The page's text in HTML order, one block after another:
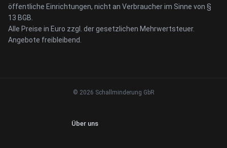
öffentliche Einrichtungen, nicht an Verbraucher im Sinne von §
13 BGB.
Alle Preise in Euro zzgl. der gesetzlichen Mehrwertsteuer.
Angebote freibleibend.
© 2026 Schallminderung GbR
Über uns